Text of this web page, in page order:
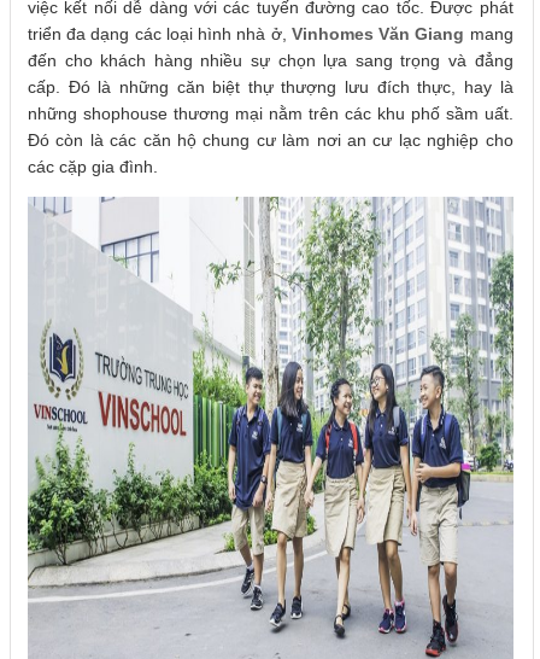
việc kết nối dễ dàng với các tuyến đường cao tốc. Được phát
triển đa dạng các loại hình nhà ở, Vinhomes Văn Giang mang
đến cho khách hàng nhiều sự chọn lựa sang trọng và đẳng
cấp. Đó là những căn biệt thự thượng lưu đích thực, hay là
những shophouse thương mại nằm trên các khu phố sầm uất.
Đó còn là các căn hộ chung cư làm nơi an cư lạc nghiệp cho
các cặp gia đình.